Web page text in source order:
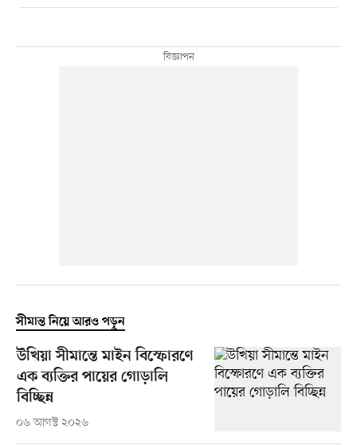
সীমান্ত নিয়ে আরও পড়ুন
উখিয়া সীমান্তে মাইন বিস্ফোরণে
এক ব্যক্তির পায়ের গোড়ালি
বিচ্ছিন্ন
০৬ আগস্ট ২০২৬